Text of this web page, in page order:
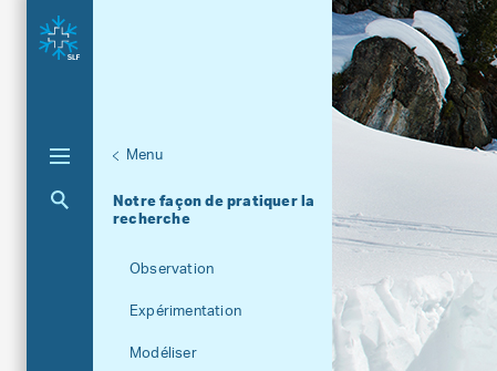
Portrait
Menu
Notre façon de pratiquer la
recherche
Aktuelle Navigation
Observation
Expérimentation
Modéliser